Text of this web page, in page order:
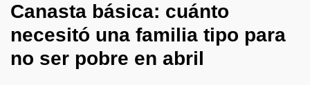
Canasta básica: cuánto
necesitó una familia tipo para
no ser pobre en abril